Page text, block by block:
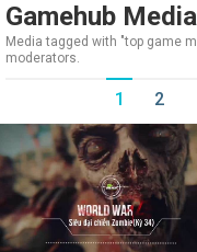
Gamehub Media
Media tagged with "top game
moderators.
1 2